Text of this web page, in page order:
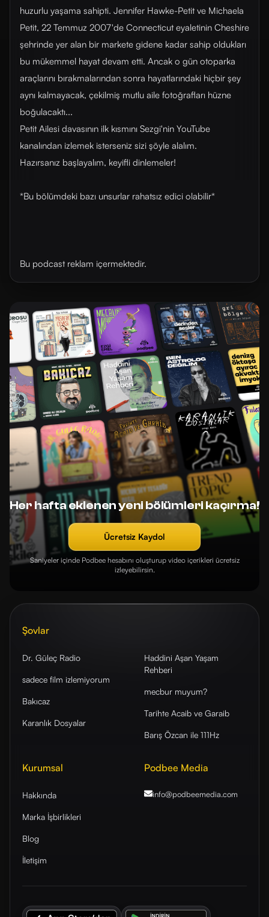
huzurlu yaşama sahipti. Jennifer Hawke-Petit ve Michaela
Petit, 22 Temmuz 2007'de Connecticut eyaletinin Cheshire
şehrinde yer alan bir markete gidene kadar sahip oldukları
bu mükemmel hayat devam etti. Ancak o gün otoparka
araçlarını bırakmalarından sonra hayatlarındaki hiçbir şey
aynı kalmayacak, çekilmiş mutlu aile fotoğrafları hüzne
boğulacaktı...
Petit Ailesi davasının ilk kısmını Sezgi'nin YouTube
kanalından izlemek isterseniz sizi şöyle alalım.
Hazırsanız başlayalım, keyifli dinlemeler!
*Bu bölümdeki bazı unsurlar rahatsız edici olabilir*
Bu podcast reklam içermektedir.
Her hafta eklenen yeni bölümleri kaçırma!
Ücretsiz Kaydol
Saniyeler içinde Podbee hesabını oluşturup video içerikleri ücretsiz
izleyebilirsin.
Şovlar
Dr. Güleç Radio
sadece film izlemiyorum
Bakıcaz
Karanlık Dosyalar
Haddini Aşan Yaşam
Rehberi
mecbur muyum?
Tarihte Acaib ve Garaib
Barış Özcan ile 111Hz
Kurumsal
Hakkında
Marka İşbirlikleri
Blog
İletişim
Podbee Media
info@podbeemedia.com